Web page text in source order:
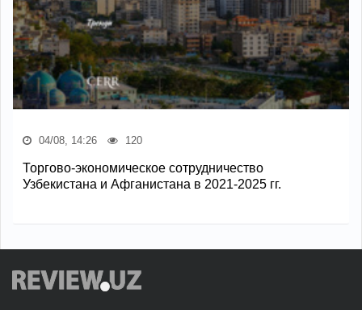
04/08, 14:26 120
Торгово-экономическое сотрудничество
Узбекистана и Афганистана в 2021-2025 гг.